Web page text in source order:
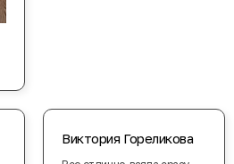
Виктория Гореликова